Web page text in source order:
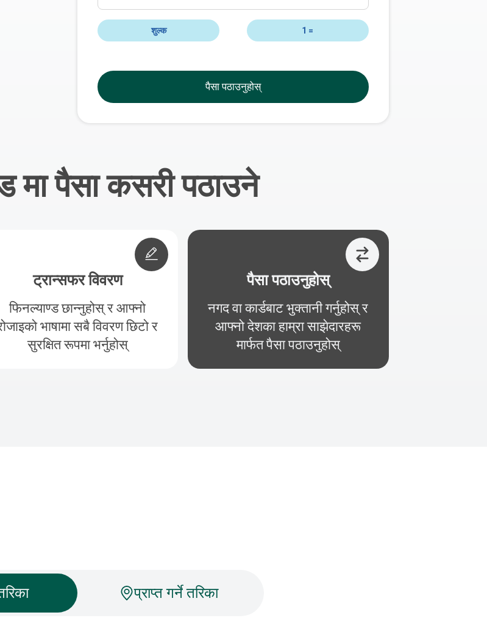
शुल्क 1 =
पैसा पठाउनुहोस्
मा पैसा कसरी पठाउने
ट्रान्सफर विवरण
फिनल्याण्ड छान्नुहोस् र आफ्नो
भाषामा सबै विवरण छिटो र
सुरक्षित रूपमा भर्नुहोस्
पैसा पठाउनुहोस्
नगद वा कार्डबाट भुक्तानी गर्नुहोस् र
आफ्नो देशका हाम्रा साझेदारहरू
मार्फत पैसा पठाउनुहोस्
प्राप्त गर्ने तरिका